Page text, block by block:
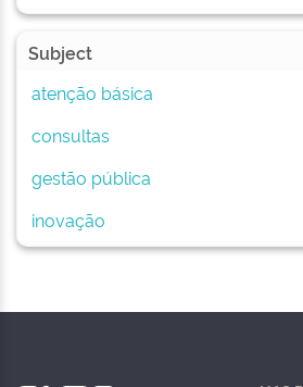
Subject
atenção básica
consultas
gestão pública
inovação